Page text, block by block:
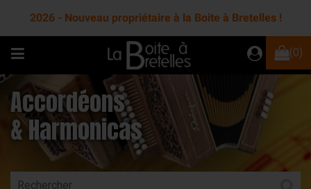
2026 - Nouveau propriétaire à la Boite à Bretelles !
(0)
Accordéons
& Harmonicas